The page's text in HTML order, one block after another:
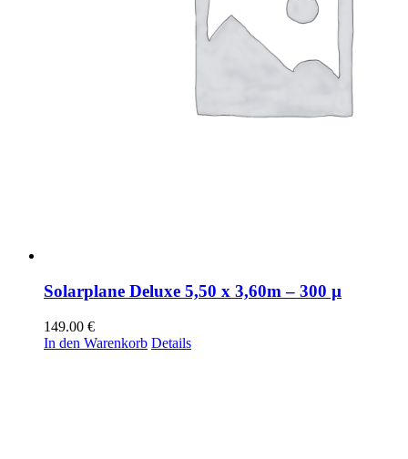
Solarplane Deluxe 5,50 x 3,60m – 300 µ
149.00 €
In den Warenkorb Details